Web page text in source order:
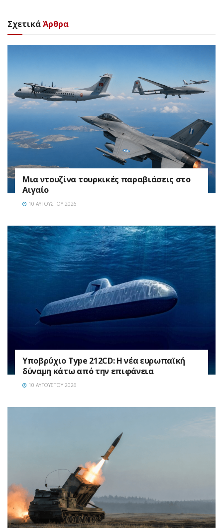
ΣχετικάΆρθρα
Μια ντουζίνα τουρκικές παραβιάσεις στο
Αιγαίο
10 ΑΥΓΟΎΣΤΟΥ 2026
Υποβρύχιο Type 212CD: Η νέα ευρωπαϊκή
δύναμη κάτω από την επιφάνεια
10 ΑΥΓΟΎΣΤΟΥ 2026